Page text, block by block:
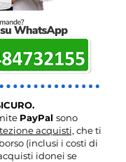
PayPal sono
acquisti, che ti
(inclusi i costi di
idonei se